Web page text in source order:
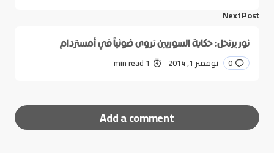
Next Post
نور يرتحل: حكاية السوريين تروى ضوئياً في أمستردام
0 نوفمبر 1, 2014 1 min read
Add a comment